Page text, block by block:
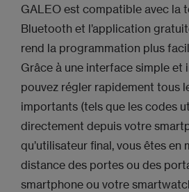
GALEO est compatible avec la
Bluetooth et l’application
rend la programmation plus
Grâce à une interface simple et
pouvez régler rapidement tous
importants (tels que les codes
directement depuis votre
qu’utilisateur final, vous êtes en
distance des portes ou des
smartphone ou votre